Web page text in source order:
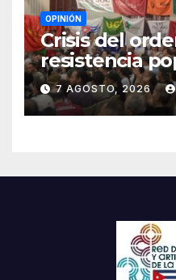
OPINIÓN
Crisis del
resistencia
el inicio de la
Continental
Movimientos
7 AGOSTO, 2026